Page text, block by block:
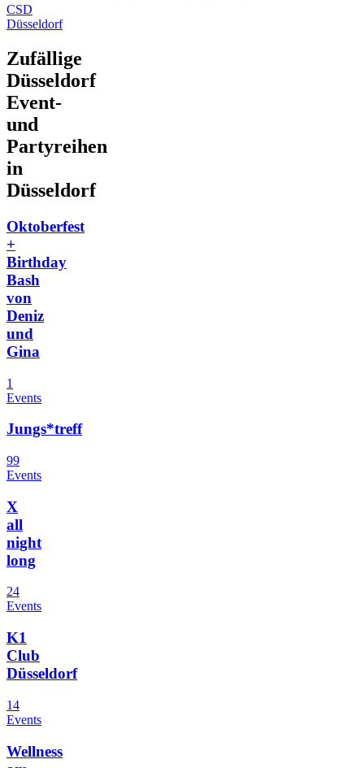
CSD
Düsseldorf
Zufällige
Düsseldorf
Event-
und
Partyreihen
in
Düsseldorf
Oktoberfest
+
Birthday
Bash
von
Deniz
und
Gina
1
Events
Jungs*treff
99
Events
X
all
night
long
24
Events
K1
Club
Düsseldorf
14
Events
Wellness